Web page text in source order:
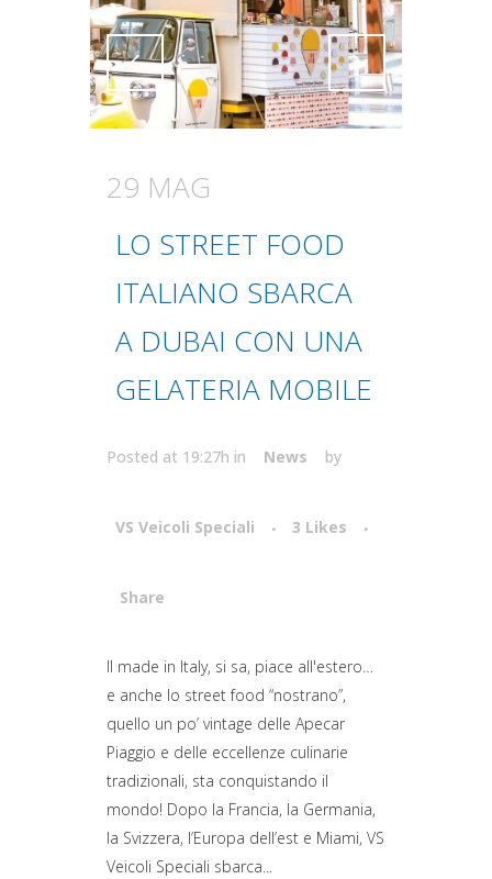
Attiva comando Attiva comando
29 MAG
LO STREET FOOD
ITALIANO SBARCA
A DUBAI CON UNA
GELATERIA MOBILE
Posted at 19:27h in News by
VS Veicoli Speciali 3 Likes
Share
Attiva comando
Il made in Italy, si sa, piace all'estero…
e anche lo street food “nostrano”,
quello un po’ vintage delle Apecar
Piaggio e delle eccellenze culinarie
tradizionali, sta conquistando il
mondo! Dopo la Francia, la Germania,
la Svizzera, l’Europa dell’est e Miami, VS
Veicoli Speciali sbarca...